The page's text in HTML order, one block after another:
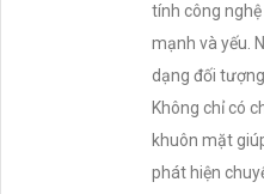
tính công
mạnh và yếu.
dạng đối
Không chỉ có
khuôn mặt
phát hiện